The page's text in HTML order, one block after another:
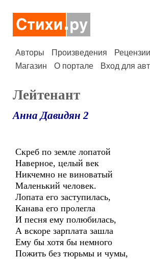
Авторы Произведения Рецензии
Магазин
О портале Вход для
Лейтенант
Анна Давидян 2
Скреб по земле лопатой
Наверное, целый век
Никчемно не виноватый
Маленький человек.
Лопата его заступилась,
Канава его пролегла
И песня ему полюбилась,
А вскоре зарплата зашла
Ему бы хотя бы немного
Пожить без тюрьмы и чумы,